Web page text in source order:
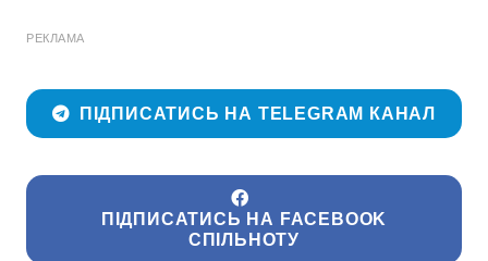
РЕКЛАМА
ПІДПИСАТИСЬ НА TELEGRAM КАНАЛ
ПІДПИСАТИСЬ НА FACEBOOK
СПІЛЬНОТУ